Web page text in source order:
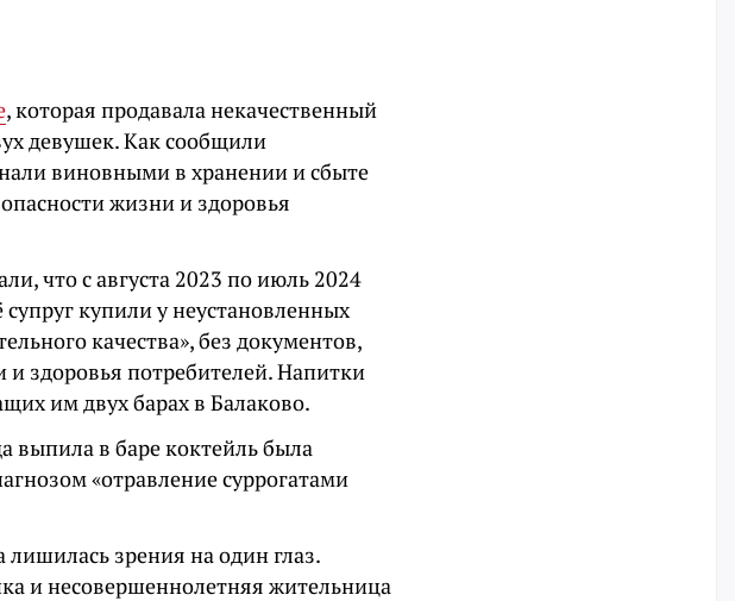
, которая продавала некачественный
девушек. Как сообщили
виновными в хранении и сбыте
жизни и здоровья
что с августа 2023 по июль 2024
купили у неустановленных
качества», без документов,
здоровья потребителей. Напитки
им двух барах в Балаково.
выпила в баре коктейль была
«отравление суррогатами
зрения на один глаз.
и несовершеннолетняя жительница